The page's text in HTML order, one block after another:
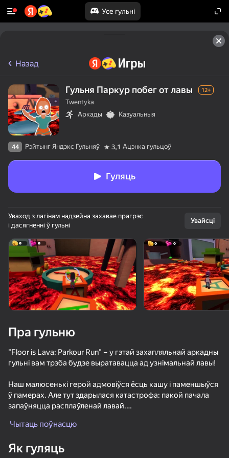
Усе гульні
Павярніце прыладу
Гульня працуе толькі ў гарызантальнай
арыентацыі
Выстрел Снайпера
Обби Паутина
Назад
Гульня Паркур побег от лавы 12+
Twentyka
Аркады
Казуальныя
44 Рэйтынг Яндэкс Гульняў 3,1 Ацэнка гульцоў
Гуляць
Уваход з лагінам надзейна захавае прагрэс
і дасягненні ў гульні
Увайсці
Пра гульню
"Floor is Lava: Parkour Run" – у гэтай захапляльнай аркадны
гульні вам трэба будзе выратавацца ад узнімальнай лавы!
Наш малюсенькі герой адмовіўся ёсць кашу і паменшыўся
ў памерах. Але тут здарылася катастрофа: пакой пачала
запаўняцца расплаўленай лавай.
Ці можаце вы дабрацца да верхняй частцы пакоя і
пацешнымі заданнямі, зомбі і страшным клоўнам.
Чытаць поўнасцю
Як гуляць